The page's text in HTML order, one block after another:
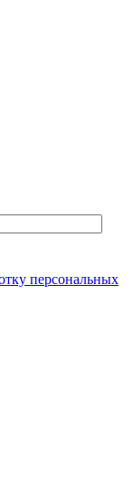
персональных